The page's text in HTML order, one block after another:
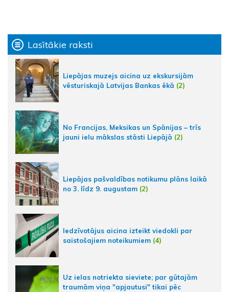
Lasītākie raksti
Liepājas muzejs aicina uz ekskursijām
vēsturiskajā Latvijas Bankas ēkā (2)
No Francijas, Meksikas un Spānijas – trīs
jauni ielu mākslas stāsti Liepājā (2)
Liepājas pašvaldības notikumu plāns laikā
no 3. līdz 9. augustam (2)
Iedzīvotājus aicina izteikt viedokli par
saistošajiem noteikumiem (4)
Uz ielas notriekta sieviete; par gūtajām
traumām viņa "apjautusi" tikai pēc